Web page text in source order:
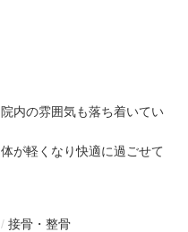
内の雰囲気も落ち着いてい
が軽くなり快適に過ごせて
接骨・整骨